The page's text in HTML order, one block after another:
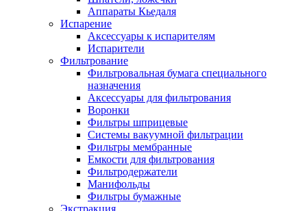
Аппараты Кьедаля
Испарение
Аксессуары к испарителям
Испарители
Фильтрование
Фильтровальная бумага специального
назначения
Аксессуары для фильтрования
Воронки
Фильтры шприцевые
Системы вакуумной фильтрации
Фильтры мембранные
Емкости для фильтрования
Фильтродержатели
Манифольды
Фильтры бумажные
Экстракция